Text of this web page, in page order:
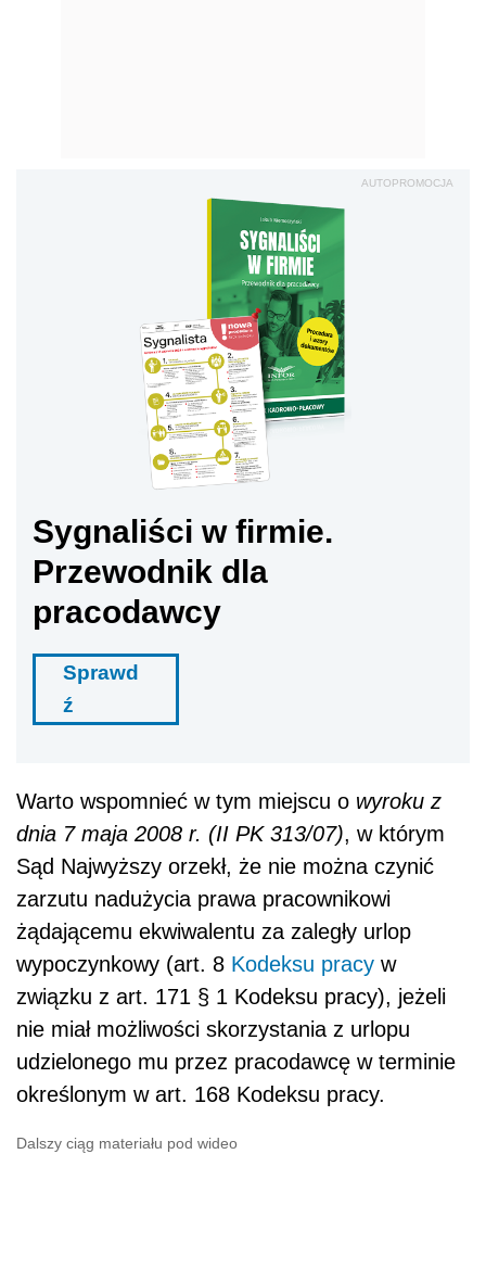
AUTOPROMOCJA
Sygnaliści w firmie.
Przewodnik dla
pracodawcy
Sprawd
ź
Warto wspomnieć w tym miejscu o wyroku z
dnia 7 maja 2008 r. (II PK 313/07), w którym
Sąd Najwyższy orzekł, że nie można czynić
zarzutu nadużycia prawa pracownikowi
żądającemu ekwiwalentu za zaległy urlop
wypoczynkowy (art. 8 Kodeksu pracy w
związku z art. 171 § 1 Kodeksu pracy), jeżeli
nie miał możliwości skorzystania z urlopu
udzielonego mu przez pracodawcę w terminie
określonym w art. 168 Kodeksu pracy.
Dalszy ciąg materiału pod wideo